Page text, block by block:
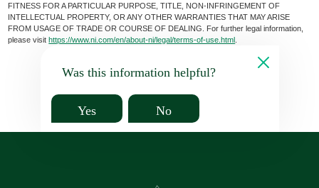
FITNESS FOR A PARTICULAR PURPOSE, TITLE, NON-INFRINGEMENT OF
INTELLECTUAL PROPERTY, OR ANY OTHER WARRANTIES THAT MAY ARISE
FROM USAGE OF TRADE OR COURSE OF DEALING. For further legal information,
please visithttps://www.ni.com/en/about-ni/legal/terms-of-use.html
Was this information helpful?
Yes No